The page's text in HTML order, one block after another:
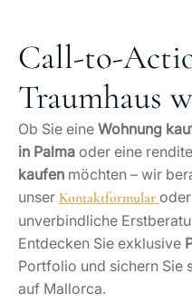
Traumhaus
Ob Sie eine Wohnung
in Palma oder eine
kaufen möchten – wir
unser Kontaktformular
unverbindliche
Entdecken Sie exklusive
Portfolio und sichern Sie
auf Mallorca.